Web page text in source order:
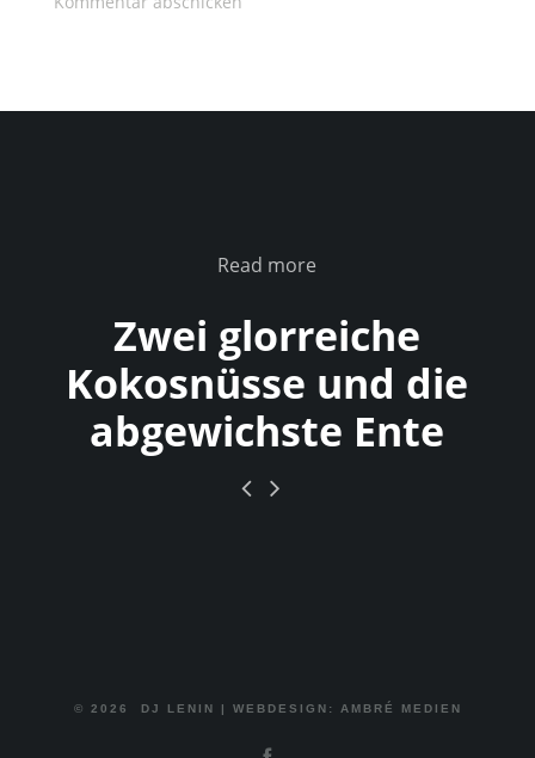
Read more
Zwei glorreiche
Kokosnüsse und die
abgewichste Ente
© 2026 DJ LENIN | WEBDESIGN: AMBRÉ MEDIEN